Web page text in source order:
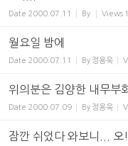
Date 2000.07.11 By Views
월요일 밤에
Date 2000.07.11 By 정용욱
위의분은 김양한 내무부
Date 2000.07.09 By 정용욱
잠깐 쉬었다 와보니...